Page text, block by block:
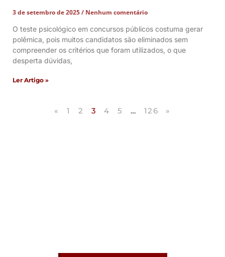
3 de setembro de 2025
Nenhum comentário
O teste psicológico em concursos públicos costuma gerar
polêmica, pois muitos candidatos são eliminados sem
compreender os critérios que foram utilizados, o que
desperta dúvidas,
Ler Artigo »
« 1 2 3 4 5 … 126 »